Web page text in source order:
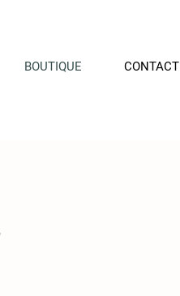
BOUTIQUE CONTACT